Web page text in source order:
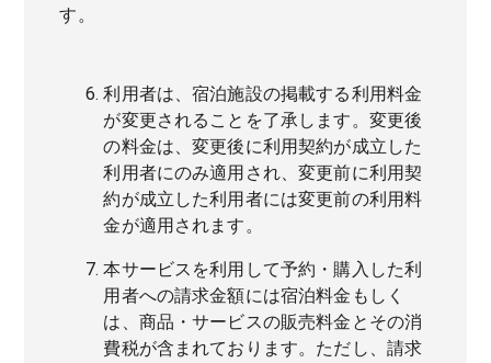
す。
利用者は、宿泊施設の掲載する利用料金
が変更されることを了承します。変更後
の料金は、変更後に利用契約が成立した
利用者にのみ適用され、変更前に利用契
約が成立した利用者には変更前の利用料
金が適用されます。
本サービスを利用して予約・購入した利
用者への請求金額には宿泊料金もしく
は、商品・サービスの販売料金とその消
費税が含まれております。ただし、請求